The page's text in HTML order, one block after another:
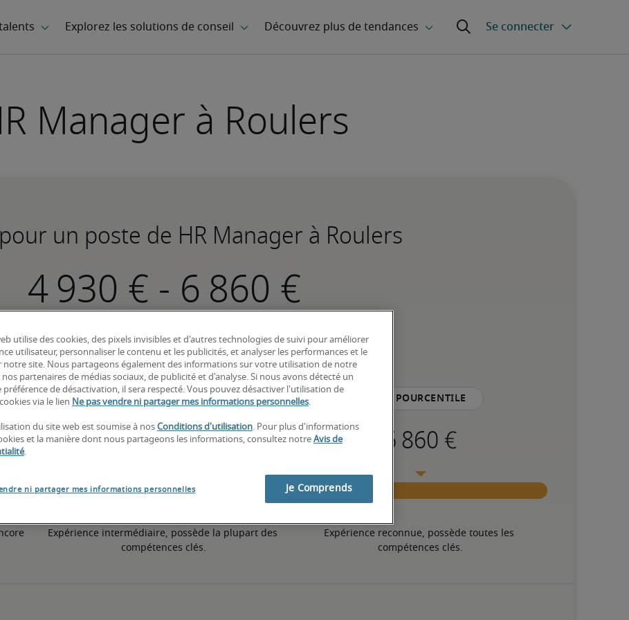
Manager à Roulers
un poste de HR Manager à Roulers
-
2% inférieur à la moyenne nationale
50e pourcentile
Expérience intermédiaire, possède la plupart des
compétences clés.
75e pourcentile
Expérience reconnue, possède toutes les
compétences clés.
utilise des cookies, des pixels invisibles et d'autres technologies de suivi pour améliorer
utilisateur, personnaliser le contenu et les publicités, et analyser les performances et le
notre site. Nous partageons également des informations sur votre utilisation de notre
nos partenaires de médias sociaux, de publicité et d'analyse. Si nous avons détecté un
préférence de désactivation, il sera respecté. Vous pouvez désactiver l'utilisation de
via le lien Ne pas vendre ni partager mes informations personnelles.
du site web est soumise à nos Conditions d'utilisation. Pour plus d'informations
et la manière dont nous partageons les informations, consultez notre Avis de
.
ni partager mes informations personnelles Je Comprends